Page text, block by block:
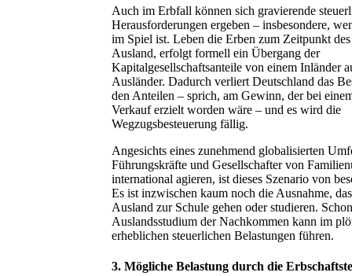
Auch im Erbfall können sich gravierende
Herausforderungen ergeben – insbesondere,
im Spiel ist. Leben die Erben zum Zeitpunkt
Ausland, erfolgt formell ein Übergang der
Kapitalgesellschaftsanteile von einem Inländer
Ausländer. Dadurch verliert Deutschland das
den Anteilen – sprich, am Gewinn, der bei
Verkauf erzielt worden wäre – und es wird die
Wegzugsbesteuerung fällig.
Angesichts eines zunehmend globalisierten
Führungskräfte und Gesellschafter von
international agieren, ist dieses Szenario von
Es ist inzwischen kaum noch die Ausnahme,
Ausland zur Schule gehen oder studieren.
Auslandsstudium der Nachkommen kann im
erheblichen steuerlichen Belastungen führen.
3. Mögliche Belastung durch die